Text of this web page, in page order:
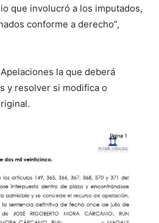
que involucró a los imputados,
conforme a derecho”,
la que deberá
y resolver si modifica o